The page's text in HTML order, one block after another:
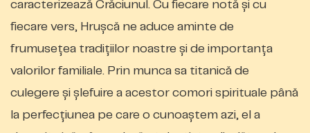
caracterizează Crăciunul. Cu fiecare notă și cu
fiecare vers, Hrușcă ne aduce aminte de
frumusețea tradițiilor noastre și de importanța
valorilor familiale. Prin munca sa titanică de
culegere și șlefuire a acestor comori spirituale până
la perfecțiunea pe care o cunoaștem azi, el a